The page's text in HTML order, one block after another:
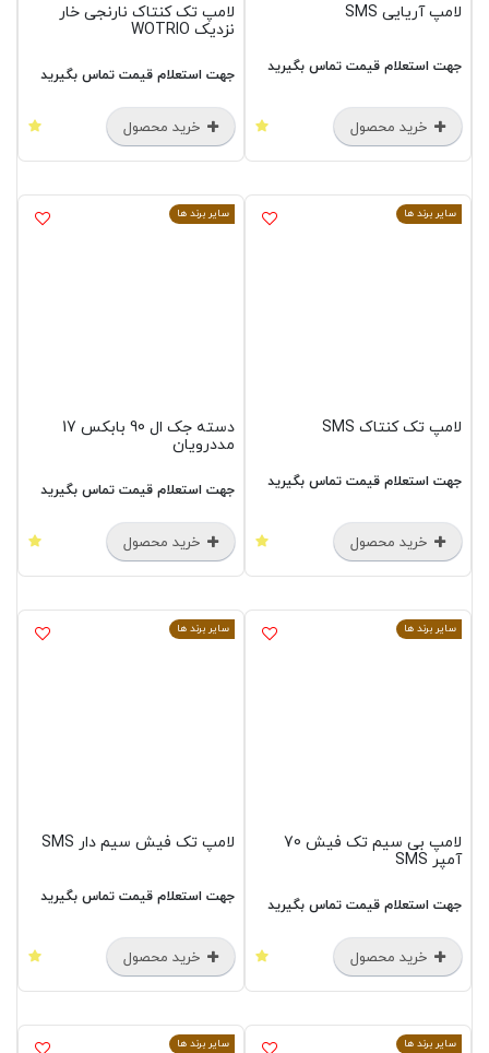
لامپ آریایی SMS
جهت استعلام قیمت تماس بگیرید
خرید محصول
لامپ تک کنتاک نارنجی خار
نزدیک WOTRIO
جهت استعلام قیمت تماس بگیرید
خرید محصول
سایر برند ها
لامپ تک کنتاک SMS
جهت استعلام قیمت تماس بگیرید
خرید محصول
سایر برند ها
دسته جک ال 90 بابکس 17
مددرویان
جهت استعلام قیمت تماس بگیرید
خرید محصول
سایر برند ها
لامپ بی سیم تک فیش 70
آمپر SMS
جهت استعلام قیمت تماس بگیرید
خرید محصول
سایر برند ها
لامپ تک فیش سیم دار SMS
جهت استعلام قیمت تماس بگیرید
خرید محصول
سایر برند ها سایر برند ها